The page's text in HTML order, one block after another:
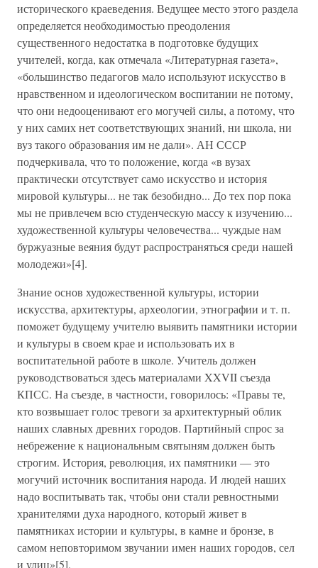
исторического краеведения. Ведущее место этого раздела
определяется необходимостью преодоления
существенного недостатка в подготовке будущих
учителей, когда, как отмечала «Литературная газета»,
«большинство педагогов мало используют искусство в
нравственном и идеологическом воспитании не потому,
что они недооценивают его могучей силы, а потому, что
у них самих нет соответствующих знаний, ни школа, ни
вуз такого образования им не дали». АН СССР
подчеркивала, что то положение, когда «в вузах
практически отсутствует само искусство и история
мировой культуры... не так безобидно... До тех пор пока
мы не привлечем всю студенческую массу к изучению...
художественной культуры человечества... чуждые нам
буржуазные веяния будут распространяться среди нашей
молодежи»[4].
Знание основ художественной культуры, истории
искусства, архитектуры, археологии, этнографии и т. п.
поможет будущему учителю выявить памятники истории
и культуры в своем крае и использовать их в
воспитательной работе в школе. Учитель должен
руководствоваться здесь материалами XXVII съезда
КПСС. На съезде, в частности, говорилось: «Правы те,
кто возвышает голос тревоги за архитектурный облик
наших славных древних городов. Партийный спрос за
небрежение к национальным святыням должен быть
строгим. История, революция, их памятники — это
могучий источник воспитания народа. И людей наших
надо воспитывать так, чтобы они стали ревностными
хранителями духа народного, который живет в
памятниках истории и культуры, в камне и бронзе, в
самом неповторимом звучании имен наших городов, сел
и улиц»[5].